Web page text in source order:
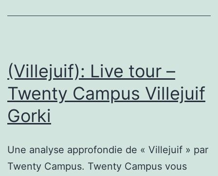
(Villejuif): Live tour –
Twenty Campus Villejuif
Gorki
Une analyse approfondie de « Villejuif » par
Twenty Campus. Twenty Campus vous